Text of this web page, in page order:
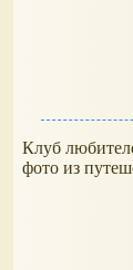
Клуб
фото из